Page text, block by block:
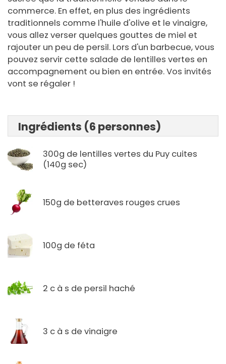
commerce. En effet, en plus des ingrédients
traditionnels comme l'huile d'olive et le vinaigre,
vous allez verser quelques gouttes de miel et
rajouter un peu de persil. Lors d'un barbecue, vous
pouvez servir cette salade de lentilles vertes en
accompagnement ou bien en entrée. Vos invités
vont se régaler !
Ingrédients (6 personnes)
300g de lentilles vertes du Puy cuites
(140g sec)
150g de betteraves rouges crues
100g de féta
2 c à s de persil haché
3 c à s de vinaigre